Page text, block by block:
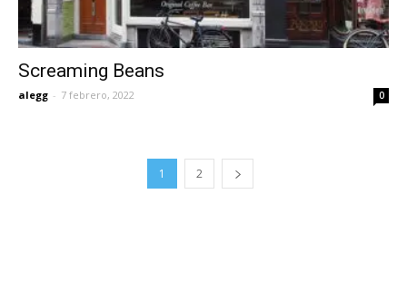
Screaming Beans
alegg - 7 febrero, 2022 0
1 2